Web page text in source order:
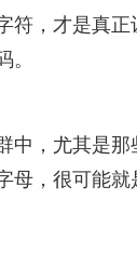
符，才是真正
。
中，尤其是
母，很可能